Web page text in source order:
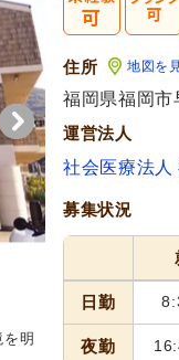
明
緑に囲まれ
が差し込みます。
住所 地図を
福岡県福岡
運営法人
社会医療法人
募集状況
日勤
夜勤